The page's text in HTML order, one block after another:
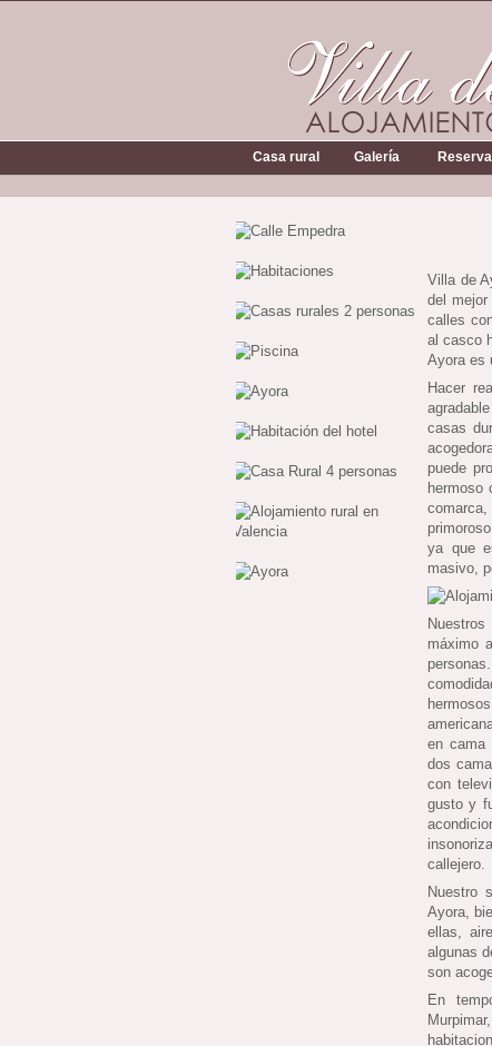
Casa rural Galería
Villa de
del mejor
calles
al casco
Ayora es
Hacer
casas
puede
hermoso
ya que
masivo,
máximo
en cama
dos
con
gusto y
callejero.
Nuestro
Ayora,
ellas,
algunas
son
En